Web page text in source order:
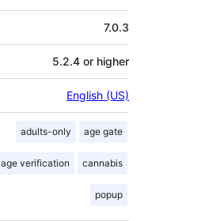
7.0.3
5.2.4 or higher
English (US)
adults-only age gate
age verification cannabis
popup